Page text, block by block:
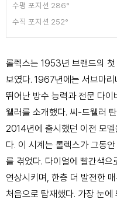
수평 포지션 286°
수직 포지션 252°
롤렉스는 1953년 브랜드의
보였다. 1967년에는 서브마
뛰어난 방수 능력과 전문 다이
웰러를 소개했다. 씨-드웰러
2014년에 출시했던 이전 모
다. 이 시계는 롤렉스가 그동
를 겪었다. 다이얼에 빨간색
연상시키며, 한층 더 발전한
처음으로 탑재했다. 가장 눈에